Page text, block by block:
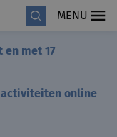
MENU
met 17
online